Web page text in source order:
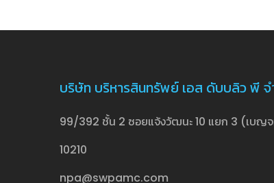
บริษัท บริหารสินทรัพย์ เอส ดับบลิว พี จ
99/392 ชั้น 2 ซอยแจ้งวัฒนะ 10 แยก 3 (เบญ
10210
npa@swpamc.com